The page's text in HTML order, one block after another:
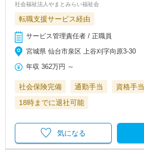
社会福祉法人やまとみらい福祉会
転職支援サービス経由
サービス管理責任者 / 正職員
宮城県 仙台市泉区 上谷刈字向原3-30
年収 362万円 ～
社会保険完備 通勤手当
資格手当
18時までに退社可能
気になる